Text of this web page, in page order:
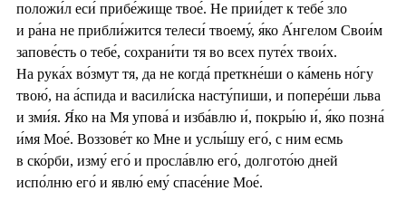
положи́л еси́ прибе́жище твое́. Не прии́дет к тебе́ зло
и ра́на не прибли́жится телеси́ твоему́, я́ко А́нгелом Свои́м
запове́сть о тебе́, сохрани́ти тя во всех путе́х твои́х.
На рука́х во́змут тя, да не когда́ преткне́ши о ка́мень но́гу
твою́, на а́спида и васили́ска насту́пиши, и попере́ши льва
и зми́я. Я́ко на Мя упова́ и изба́влю и́, покры́ю и́, я́ко позна́
и́мя Мое́. Воззове́т ко Мне и услы́шу его́, с ним есмь
в ско́рби, изму́ его́ и просла́влю его́, долгото́ю дней
испо́лню его́ и явлю́ ему́ спасе́ние Мое́.